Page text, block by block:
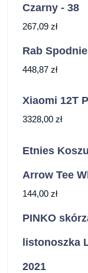
Czarny - 38
267,09 zł
Rab
448,87 zł
Xiaomi 12T
3328,00 zł
Etnies
Arrow Tee
144,00 zł
PINKO
listonoszka
2021